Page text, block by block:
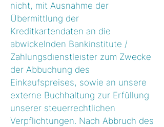
nicht, mit Ausnahme der
Übermittlung der
Kreditkartendaten an die
abwickelnden Bankinstitute /
Zahlungsdienstleister zum Zwecke
der Abbuchung des
Einkaufspreises, sowie an unsere
externe Buchhaltung zur Erfüllung
unserer steuerrechtlichen
Verpflichtungen. Nach Abbruch des